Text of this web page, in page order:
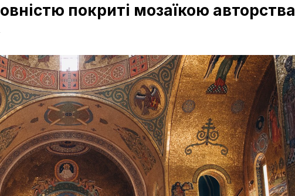
покриті мозаїкою авторства